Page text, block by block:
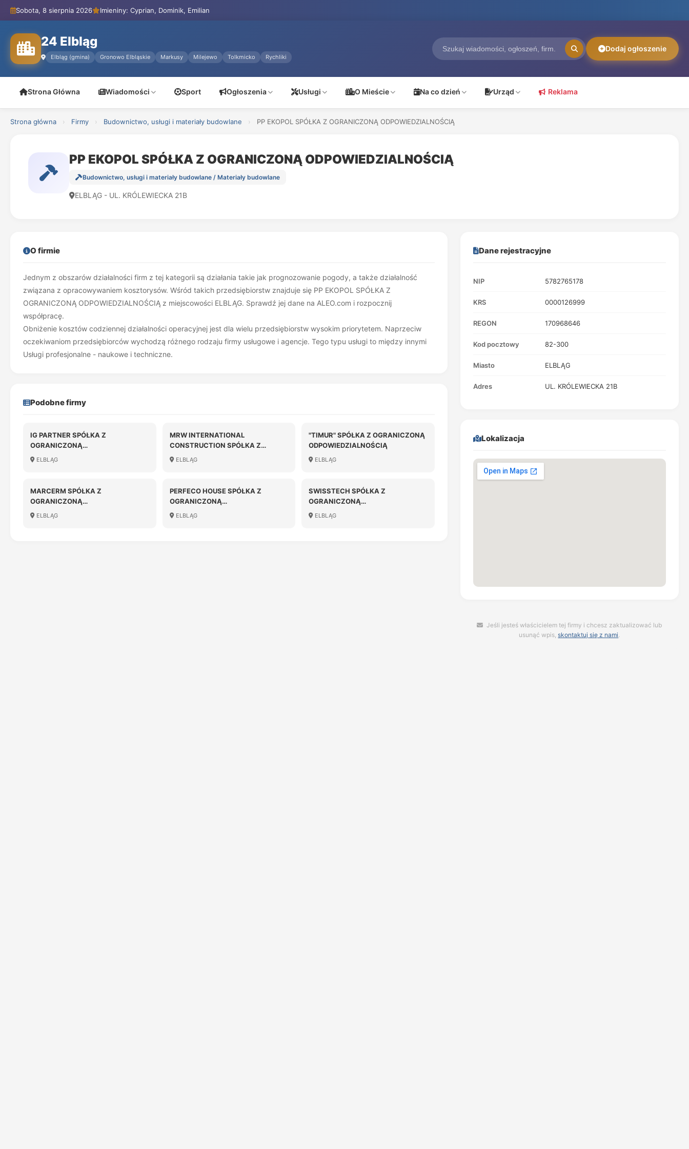
Sobota, 8 sierpnia 2026 Imieniny: Cyprian, Dominik, Emilian
24 Elbląg
Elbląg (gmina) Gronowo Elbląskie Markusy Milejewo Tolkmicko Rychliki
Dodaj ogłoszenie
Strona Główna Wiadomości Sport Ogłoszenia Usługi O Mieście Na co dzień Urząd Reklama
Strona główna › Firmy › Budownictwo, usługi i materiały budowlane › PP EKOPOL SPÓŁKA Z OGRANICZONĄ ODPOWIEDZIALNOŚCIĄ
PP EKOPOL SPÓŁKA Z OGRANICZONĄ ODPOWIEDZIALNOŚCIĄ
Budownictwo, usługi i materiały budowlane / Materiały budowlane
ELBLĄG - UL. KRÓLEWIECKA 21B
O firmie
Jednym z obszarów działalności firm z tej kategorii są działania takie jak prognozowanie pogody, a także działalność
związana z opracowywaniem kosztorysów. Wśród takich przedsiębiorstw znajduje się PP EKOPOL SPÓŁKA Z
OGRANICZONĄ ODPOWIEDZIALNOŚCIĄ z miejscowości ELBLĄG. Sprawdź jej dane na ALEO.com i rozpocznij
współpracę.
Obniżenie kosztów codziennej działalności operacyjnej jest dla wielu przedsiębiorstw wysokim priorytetem. Naprzeciw
oczekiwaniom przedsiębiorców wychodzą różnego rodzaju firmy usługowe i agencje. Tego typu usługi to między innymi
Usługi profesjonalne - naukowe i techniczne.
Podobne firmy
IG PARTNER SPÓŁKA Z
OGRANICZONĄ
ODPOWIEDZIALNOŚCIĄ
ELBLĄG
MRW INTERNATIONAL
CONSTRUCTION SPÓŁKA Z
OGRANICZONĄ
ODPOWIEDZIALNOŚCIĄ
ELBLĄG
"TIMUR" SPÓŁKA Z OGRANICZONĄ
ODPOWIEDZIALNOŚCIĄ
ELBLĄG
MARCERM SPÓŁKA Z
OGRANICZONĄ
ODPOWIEDZIALNOŚCIĄ
ELBLĄG
PERFECO HOUSE SPÓŁKA Z
OGRANICZONĄ
ODPOWIEDZIALNOŚCIĄ
ELBLĄG
SWISSTECH SPÓŁKA Z
OGRANICZONĄ
ODPOWIEDZIALNOŚCIĄ
ELBLĄG
Dane rejestracyjne
NIP 5782765178
KRS 0000126999
REGON 170968646
Kod pocztowy 82-300
Miasto ELBLĄG
Adres UL. KRÓLEWIECKA 21B
Lokalizacja
Jeśli jesteś właścicielem tej firmy i chcesz zaktualizować lub
usunąć wpis,skontaktuj się z nami.